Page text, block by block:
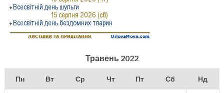
Травень 2022
Пн Вт Ср Чт Пт Сб Нд